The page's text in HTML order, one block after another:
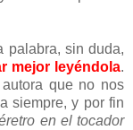
palabra, sin duda,
mejor leyéndola.
que no nos
siempre, y por fin
en el tocador